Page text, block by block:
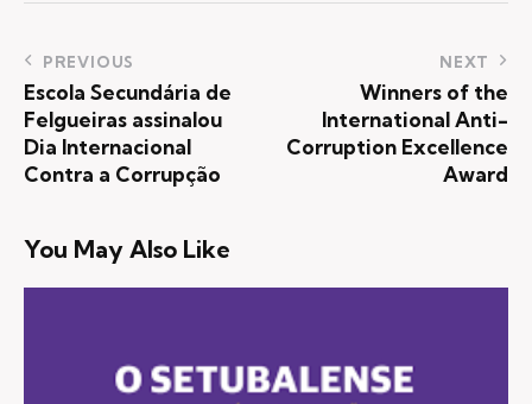
PREVIOUS
Escola Secundária de
Felgueiras assinalou
Dia Internacional
Contra a Corrupção
NEXT
Winners of the
International Anti-
Corruption Excellence
Award
You May Also Like